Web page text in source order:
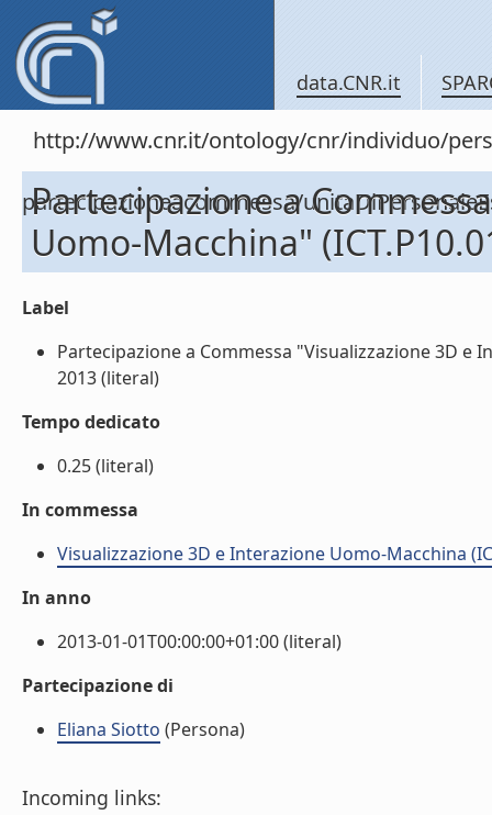
data.CNR.it
http://www.cnr.it/ontology/cnr/individuo/
partecipazioneacommessa/
Partecipazione a
Uomo-Macchina"
Label
Partecipazione a Commessa "Visualizzazione 3D e
2013 (literal)
Tempo dedicato
0.25 (literal)
In commessa
Visualizzazione 3D e Interazione Uomo-Macchina
In anno
2013-01-01T00:00:00+01:00 (literal)
Partecipazione di
Eliana Siotto (Persona)
Incoming links: